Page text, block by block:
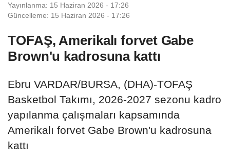
Yayınlanma: 15 Haziran 2026 - 17:26
Güncelleme: 15 Haziran 2026 - 17:26
TOFAŞ, Amerikalı forvet Gabe
Brown'u kadrosuna kattı
Ebru VARDAR/BURSA, (DHA)-TOFAŞ
Basketbol Takımı, 2026-2027 sezonu kadro
yapılanma çalışmaları kapsamında
Amerikalı forvet Gabe Brown'u kadrosuna
kattı